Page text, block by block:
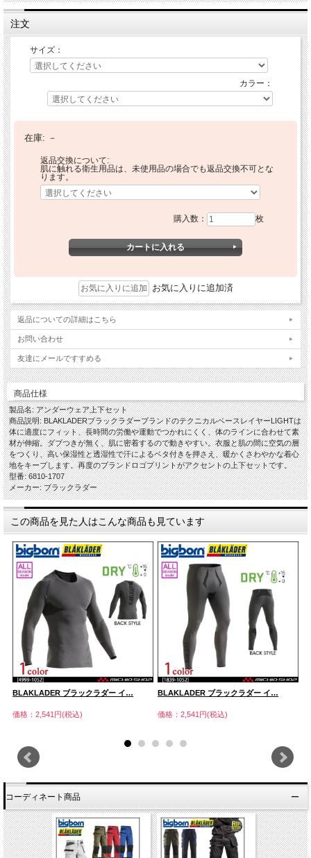
注文
サイズ：
カラー：
在庫: －
返品交換について:
肌に触れる衛生用品は、未使用品の場合でも返品交換不可とな
ります。
購入数： 枚
お気に入りに追加済
返品についての詳細はこちら
お問い合わせ
友達にメールですすめる
商品仕様
製品名: アンダーウェア上下セット
商品説明: BLAKLADERブラックラダーブランドのテクニカルベースレイヤーLIGHTは
体に適度にフィット、長時間の労働や運動でつかれにくく、体のラインに合わせて素
材が伸縮。ダブつきが無く、肌に密着するので動きやすい。衣服と肌の間に空気の層
をつくり、高い保湿性と透湿性で汗によるベタ付きを押さえ、暖かくさわやかな着心
地をキープします。再度のブランドロゴプリントがアクセントの上下セットです。
型番: 6810-1707
メーカー: ブラックラダー
この商品を見た人はこんな商品も見ています
BLAKLADER ブラックラダー イ…
価格：2,541円(税込)
BLAKLADER ブラックラダー イ…
価格：2,541円(税込)
コーディネート商品